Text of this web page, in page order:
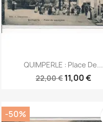
QUIMPERLE : Place De...
22,00 € 11,00 €
-50%